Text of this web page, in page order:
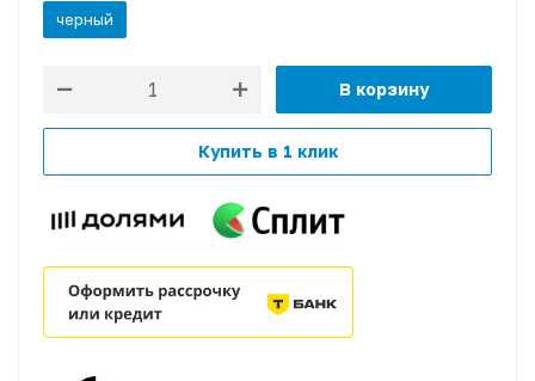
черный
В корзину
Купить в 1 клик